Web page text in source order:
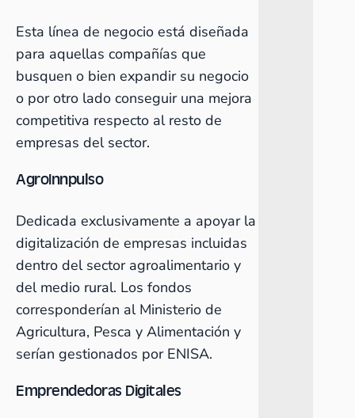
Esta línea de negocio está diseñada
para aquellas compañías que
busquen o bien expandir su negocio
o por otro lado conseguir una mejora
competitiva respecto al resto de
empresas del sector.
AgroInnpulso
Dedicada exclusivamente a apoyar la
digitalización de empresas incluidas
dentro del sector agroalimentario y
del medio rural. Los fondos
corresponderían al Ministerio de
Agricultura, Pesca y Alimentación y
serían gestionados por ENISA.
Emprendedoras Digitales